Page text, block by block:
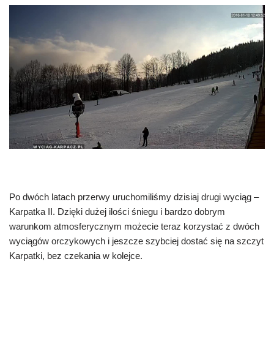
Po dwóch latach przerwy uruchomiliśmy dzisiaj drugi wyciąg –
Karpatka II. Dzięki dużej ilości śniegu i bardzo dobrym
warunkom atmosferycznym możecie teraz korzystać z dwóch
wyciągów orczykowych i jeszcze szybciej dostać się na szczyt
Karpatki, bez czekania w kolejce.